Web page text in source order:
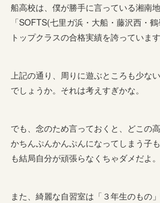
船高校は、僕が勝手に言っている湘南
「SOFTS(七里ガ浜・大船・藤沢西・
トップクラスの合格実績を誇っています
上記の通り、周りに遊ぶところも少な
でしょうか。それは考えすぎかな。
でも、念のため言っておくと、どこの
かちんぷんかんぷんになってしまう子
も結局自分が頑張らなくちゃダメだよ。
また、綺麗な自習室は「３年生のもの